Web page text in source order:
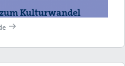
Kulturwandel